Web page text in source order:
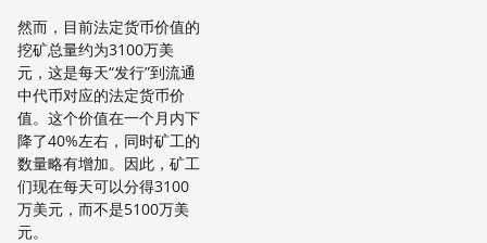
然而，目前法定货币价值的
挖矿总量约为3100万美
元，这是每天“发行”到流通
中代币对应的法定货币价
值。这个价值在一个月内下
降了40%左右，同时矿工的
数量略有增加。因此，矿工
们现在每天可以分得3100
万美元，而不是5100万美
元。